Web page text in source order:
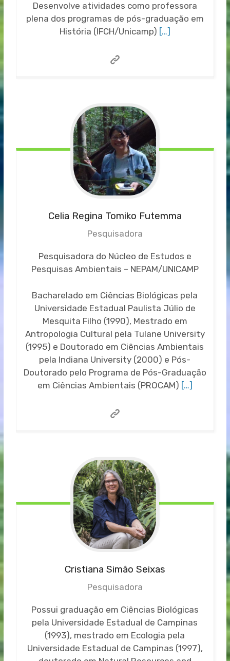
Desenvolve atividades como professora
plena dos programas de pós-graduação em
História (IFCH/Unicamp) […]
Celia Regina Tomiko Futemma
Pesquisadora
Pesquisadora do Núcleo de Estudos e
Pesquisas Ambientais – NEPAM/UNICAMP
Bacharelado em Ciências Biológicas pela
Universidade Estadual Paulista Júlio de
Mesquita Filho (1990), Mestrado em
Antropologia Cultural pela Tulane University
(1995) e Doutorado em Ciências Ambientais
pela Indiana University (2000) e Pós-
Doutorado pelo Programa de Pós-Graduação
em Ciências Ambientais (PROCAM) […]
Cristiana Simão Seixas
Pesquisadora
Possui graduação em Ciências Biológicas
pela Universidade Estadual de Campinas
(1993), mestrado em Ecologia pela
Universidade Estadual de Campinas (1997),